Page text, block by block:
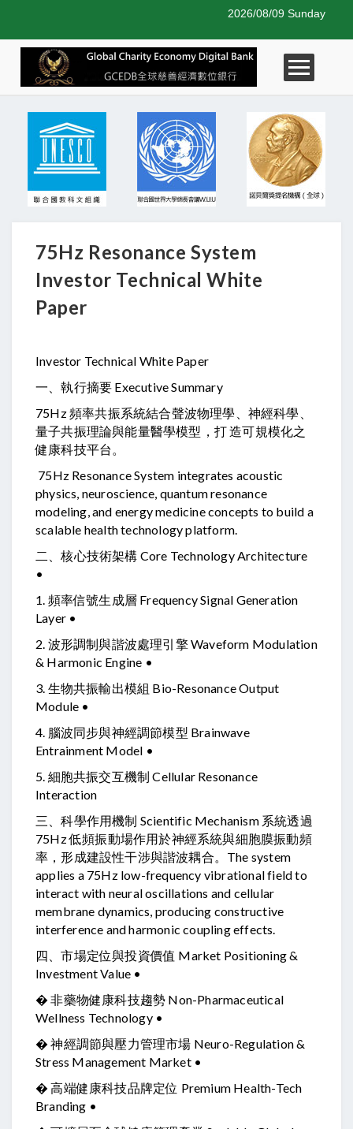
2026/08/09 Sunday
75Hz Resonance System
Investor Technical White
Paper
Investor Technical White Paper
一、執行摘要 Executive Summary
75Hz 頻率共振系統結合聲波物理學、神經科學、
量子共振理論與能量醫學模型，打 造可規模化之
健康科技平台。
75Hz Resonance System integrates acoustic
physics, neuroscience, quantum resonance
modeling, and energy medicine concepts to build a
scalable health technology platform.
二、核心技術架構 Core Technology Architecture
•
1. 頻率信號生成層 Frequency Signal Generation
Layer •
2. 波形調制與諧波處理引擎 Waveform Modulation
& Harmonic Engine •
3. 生物共振輸出模組 Bio-Resonance Output
Module •
4. 腦波同步與神經調節模型 Brainwave
Entrainment Model •
5. 細胞共振交互機制 Cellular Resonance
Interaction
三、科學作用機制 Scientific Mechanism 系統透過
75Hz 低頻振動場作用於神經系統與細胞膜振動頻
率，形成建設性干涉與諧波耦合。The system
applies a 75Hz low-frequency vibrational field to
interact with neural oscillations and cellular
membrane dynamics, producing constructive
interference and harmonic coupling effects.
四、市場定位與投資價值 Market Positioning &
Investment Value •
� 非藥物健康科技趨勢 Non-Pharmaceutical
Wellness Technology •
� 神經調節與壓力管理市場 Neuro-Regulation &
Stress Management Market •
� 高端健康科技品牌定位 Premium Health-Tech
Branding •